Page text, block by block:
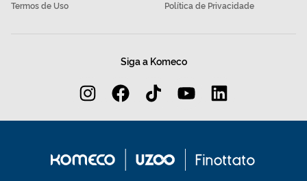
Termos de Uso Política de Privacidade
Siga a Komeco